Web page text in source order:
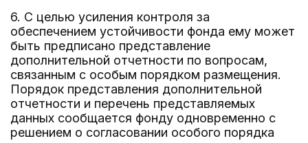
6. С целью усиления контроля за
обеспечением устойчивости фонда ему может
быть предписано представление
дополнительной отчетности по вопросам,
связанным с особым порядком размещения.
Порядок представления дополнительной
отчетности и перечень представляемых
данных сообщается фонду одновременно с
решением о согласовании особого порядка